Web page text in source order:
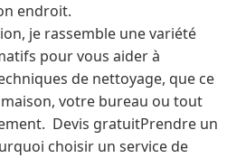
endroit.
je rassemble une variété
pour vous aider à
de nettoyage, que ce
votre bureau ou tout
Devis gratuitPrendre un
choisir un service de